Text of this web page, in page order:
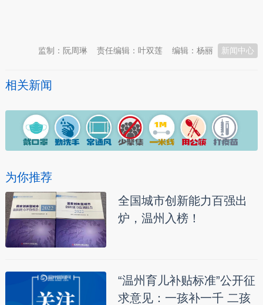
新闻中心
编辑：杨丽
责任编辑：叶双莲
监制：阮周琳
相关新闻
为你推荐
全国城市创新能力百强出
炉，温州入榜！
“温州育儿补贴标准”公开征
求意见：一孩补一千 二孩